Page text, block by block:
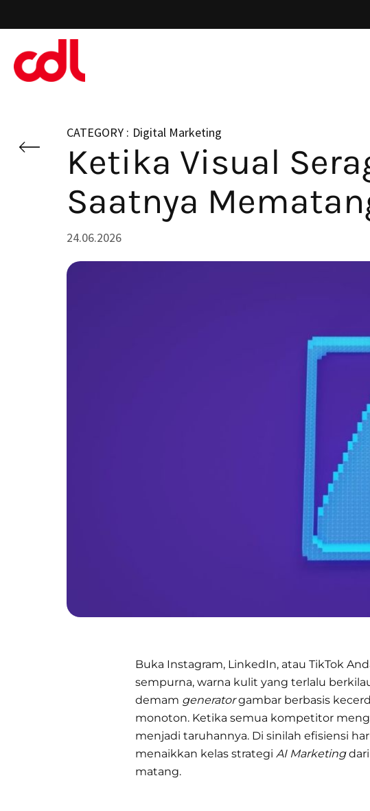
to
main
content
Digital Marketing
Ketika Visual
Saatnya
24.06.2026
Buka Instagram, LinkedIn, atau TikTok
sempurna, warna kulit yang terlalu
demam generatorgambar berbasis
monoton. Ketika semua kompetitor
menjadi taruhannya. Di sinilah efisiensi
menaikkan kelas strategi AI Marketingdari
matang.